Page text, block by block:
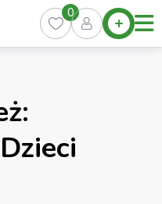
Home
Oferty
Kurs
0